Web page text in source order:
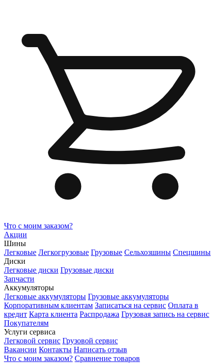
Что с моим заказом?
Акции
Шины
Легковые Легкогрузовые Грузовые Сельхозшины Спецшины
Диски
Легковые диски Грузовые диски
Запчасти
Аккумуляторы
Легковые аккумуляторы Грузовые аккумуляторы
Корпоративным клиентам Записаться на сервис Оплата в
кредит Карта клиента Распродажа Грузовая запись на сервис
Покупателям
Услуги сервиса
Легковой сервис Грузовой сервис
Вакансии Контакты Написать отзыв
Что с моим заказом? Сравнение товаров